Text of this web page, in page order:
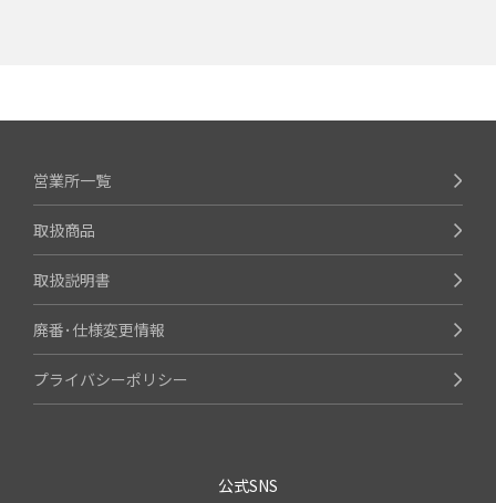
営業所一覧
取扱商品
取扱説明書
廃番･仕様変更情報
プライバシーポリシー
公式SNS